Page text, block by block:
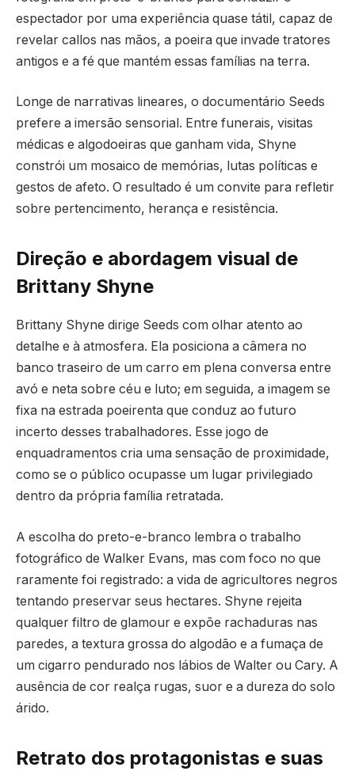
espectador por uma experiência quase tátil, capaz de
revelar callos nas mãos, a poeira que invade tratores
antigos e a fé que mantém essas famílias na terra.
Longe de narrativas lineares, o documentário Seeds
prefere a imersão sensorial. Entre funerais, visitas
médicas e algodoeiras que ganham vida, Shyne
constrói um mosaico de memórias, lutas políticas e
gestos de afeto. O resultado é um convite para refletir
sobre pertencimento, herança e resistência.
Direção e abordagem visual de
Brittany Shyne
Brittany Shyne dirige Seeds com olhar atento ao
detalhe e à atmosfera. Ela posiciona a câmera no
banco traseiro de um carro em plena conversa entre
avó e neta sobre céu e luto; em seguida, a imagem se
fixa na estrada poeirenta que conduz ao futuro
incerto desses trabalhadores. Esse jogo de
enquadramentos cria uma sensação de proximidade,
como se o público ocupasse um lugar privilegiado
dentro da própria família retratada.
A escolha do preto-e-branco lembra o trabalho
fotográfico de Walker Evans, mas com foco no que
raramente foi registrado: a vida de agricultores negros
tentando preservar seus hectares. Shyne rejeita
qualquer filtro de glamour e expõe rachaduras nas
paredes, a textura grossa do algodão e a fumaça de
um cigarro pendurado nos lábios de Walter ou Cary. A
ausência de cor realça rugas, suor e a dureza do solo
árido.
Retrato dos protagonistas e suas